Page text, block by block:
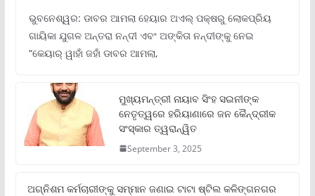
ଭୁବନେଶ୍ୱର: ଡାବର ଆମଲା ହେୟାର ଅଏଲ୍ ପକ୍ଷରୁ ଲୋକପ୍ରିୟ
ଗାୟିକା ଯୁଗଳ ଅନ୍ତରା ନନ୍ଦୀ ଏବଂ ଅଙ୍କିତା ନନ୍ଦୀଙ୍କୁ ନେଇ
“କେୟାର୍ ୱାହାଁ ଜହାଁ ଡାବର ଆମଲା,
ମୁଖ୍ୟମନ୍ତ୍ରୀ ନାୟାବ ସିଂହ ସଇନୀଙ୍କ
ନେତୃତ୍ୱରେ ହରିୟାଣାରେ ଜନ କୈନ୍ଦ୍ରୀକ
ସଂସ୍କାର ତ୍ୱରାନ୍ୱିତ
September 3, 2025
ଅଗ୍ନିଶମ କର୍ମଚାରୀଙ୍କୁ ସମ୍ମାନ ଜଣାଇ ଟାଟା ଷ୍ଟିଲ କଳିଙ୍ଗନଗର